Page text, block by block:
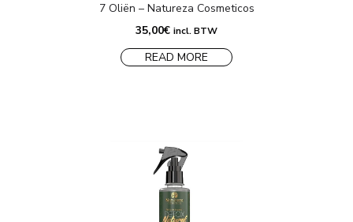
7 Oliën – Natureza Cosmeticos
35,00€ incl. BTW
READ MORE